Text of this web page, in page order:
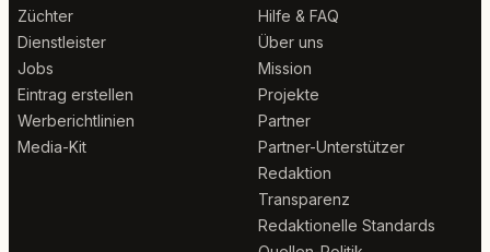
Züchter
Dienstleister
Jobs
Eintrag erstellen
Werberichtlinien
Media-Kit
Hilfe & FAQ
Über uns
Mission
Projekte
Partner
Partner-Unterstützer
Redaktion
Transparenz
Redaktionelle Standards